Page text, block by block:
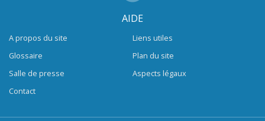
AIDE
A propos du site
Glossaire
Salle de presse
Contact
Liens utiles
Plan du site
Aspects légaux